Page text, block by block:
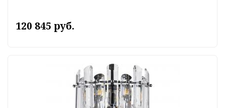
120 845 руб.